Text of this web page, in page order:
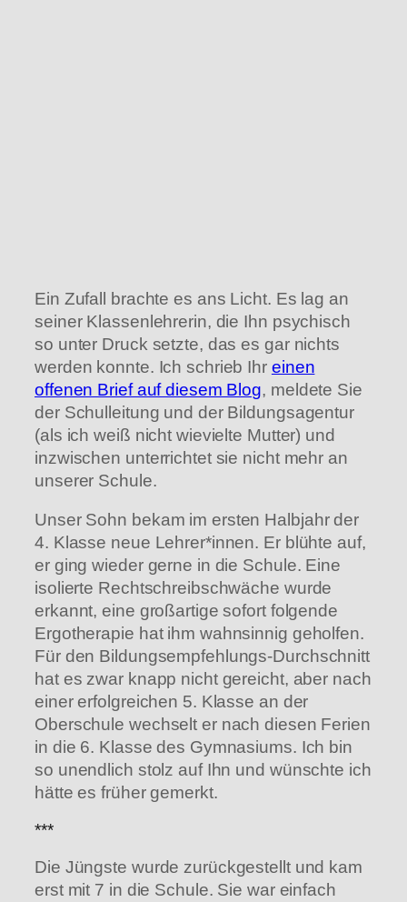
Ein Zufall brachte es ans Licht. Es lag an
seiner Klassenlehrerin, die Ihn psychisch
so unter Druck setzte, das es gar nichts
werden konnte. Ich schrieb Ihr einen
offenen Brief auf diesem Blog, meldete Sie
der Schulleitung und der Bildungsagentur
(als ich weiß nicht wievielte Mutter) und
inzwischen unterrichtet sie nicht mehr an
unserer Schule.
Unser Sohn bekam im ersten Halbjahr der
4. Klasse neue Lehrer*innen. Er blühte auf,
er ging wieder gerne in die Schule. Eine
isolierte Rechtschreibschwäche wurde
erkannt, eine großartige sofort folgende
Ergotherapie hat ihm wahnsinnig geholfen.
Für den Bildungsempfehlungs-Durchschnitt
hat es zwar knapp nicht gereicht, aber nach
einer erfolgreichen 5. Klasse an der
Oberschule wechselt er nach diesen Ferien
in die 6. Klasse des Gymnasiums. Ich bin
so unendlich stolz auf Ihn und wünschte ich
hätte es früher gemerkt.
***
Die Jüngste wurde zurückgestellt und kam
erst mit 7 in die Schule. Sie war einfach